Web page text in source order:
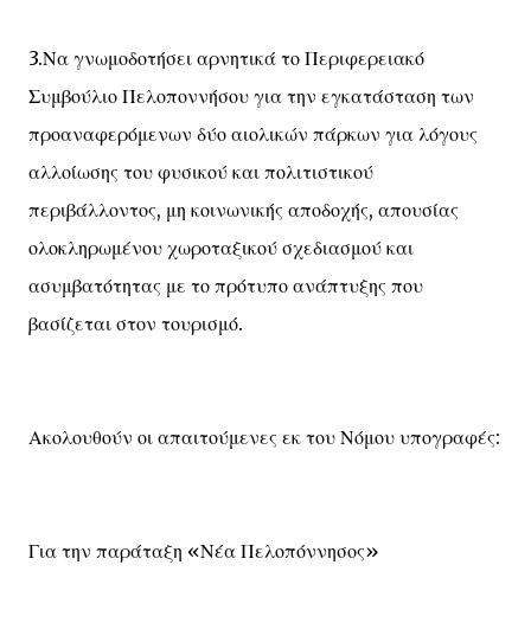
3.Να γνωμοδοτήσει αρνητικά το Περιφερειακό
Συμβούλιο Πελοποννήσου για την εγκατάσταση των
προαναφερόμενων δύο αιολικών πάρκων για λόγους
αλλοίωσης του φυσικού και πολιτιστικού
περιβάλλοντος, μη κοινωνικής αποδοχής, απουσίας
ολοκληρωμένου χωροταξικού σχεδιασμού και
ασυμβατότητας με το πρότυπο ανάπτυξης που
βασίζεται στον τουρισμό.
Ακολουθούν οι απαιτούμενες εκ του Νόμου υπογραφές:
Για την παράταξη «Νέα Πελοπόννησος»